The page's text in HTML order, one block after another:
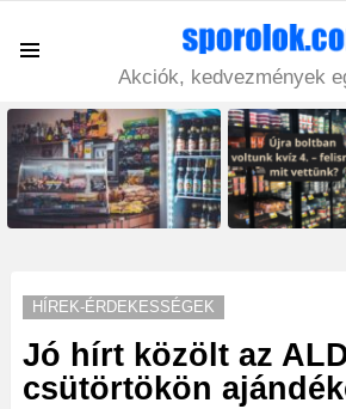
Akciók, kedvezmények
LATEST
STORIES
HÍREK-ÉRDEKESSÉGEK
Jó hírt közölt az
csütörtökön